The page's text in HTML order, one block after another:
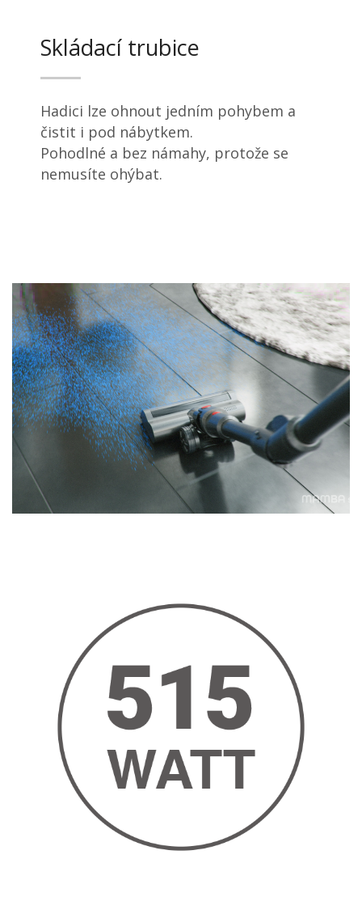
Skládací trubice
Hadici lze ohnout jedním pohybem a
čistit i pod nábytkem.
Pohodlné a bez námahy, protože se
nemusíte ohýbat.